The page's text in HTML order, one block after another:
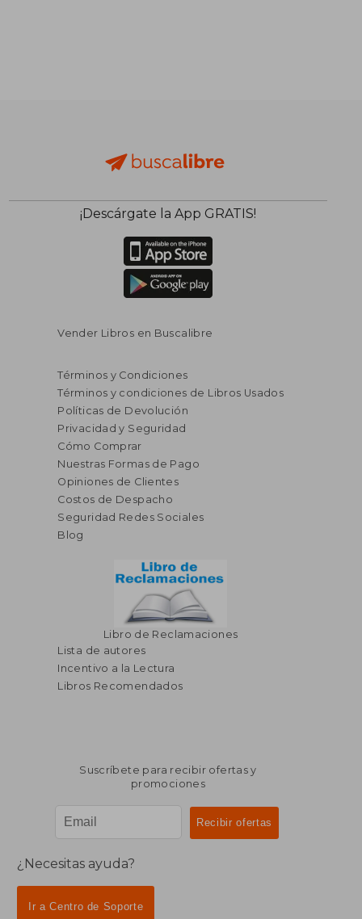
40%
dcto.
S/ 102,80
S/ 61,68
¡Descárgate la App GRATIS!
Vender Libros en Buscalibre
Términos y Condiciones
Términos y condiciones de Libros Usados
Políticas de Devolución
Privacidad y Seguridad
Cómo Comprar
Nuestras Formas de Pago
Opiniones de Clientes
Costos de Despacho
Seguridad Redes Sociales
Blog
Libro de Reclamaciones
Lista de autores
Incentivo a la Lectura
Libros Recomendados
Suscríbete para recibir ofertas y
promociones
¿Necesitas ayuda?
Ir a Centro de Soporte